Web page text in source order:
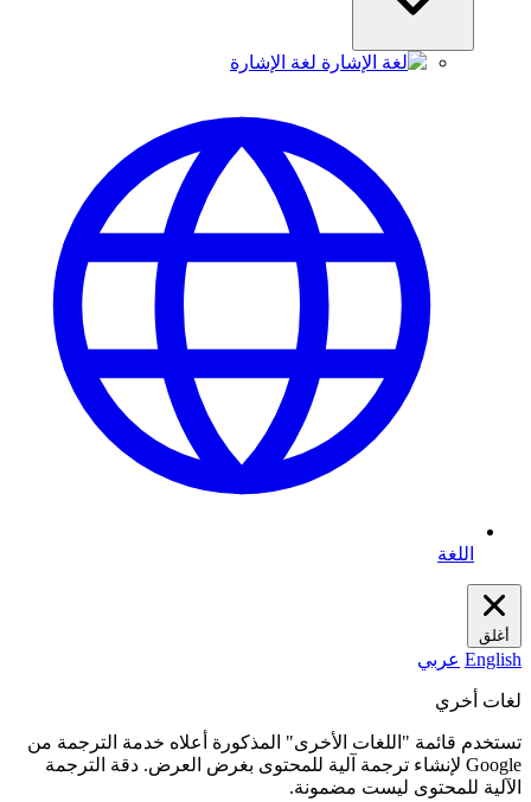
لغة الإشارة
اللغة
أغلق
English عربي
لغات أخري
تستخدم قائمة "اللغات الأخرى" المذكورة أعلاه خدمة الترجمة من
Google لإنشاء ترجمة آلية للمحتوى بغرض العرض. دقة الترجمة
الآلية للمحتوى ليست مضمونة.